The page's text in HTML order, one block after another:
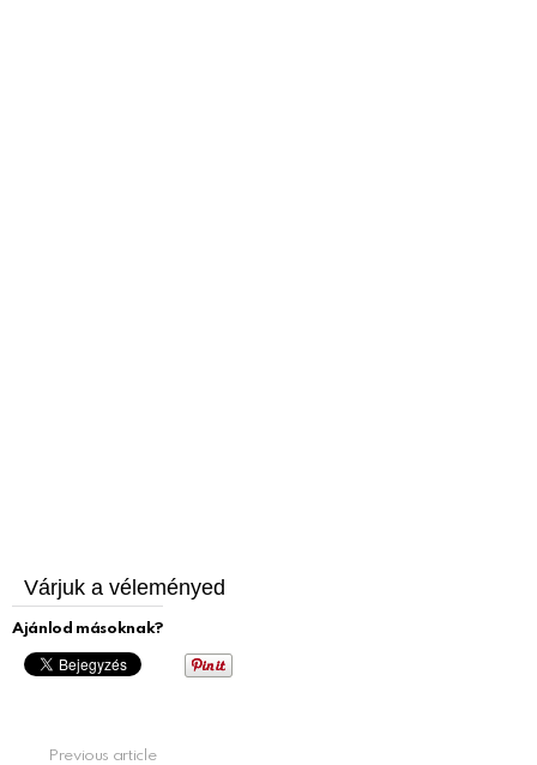
Várjuk a véleményed
Ajánlod másoknak?
Previous article